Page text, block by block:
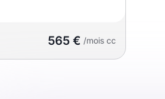
565 € /mois cc